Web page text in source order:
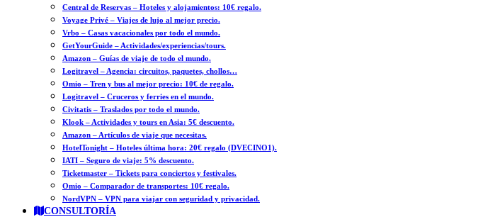
Central de Reservas – Hoteles y alojamientos: 10€ regalo.
Voyage Privé – Viajes de lujo al mejor precio.
Vrbo – Casas vacacionales por todo el mundo.
GetYourGuide – Actividades/experiencias/tours.
Amazon – Guías de viaje de todo el mundo.
Logitravel – Agencia: circuitos, paquetes, chollos…
Omio – Tren y bus al mejor precio: 10€ de regalo.
Logitravel – Cruceros y ferries en el mundo.
Civitatis – Traslados por todo el mundo.
Klook – Actividades y tours en Asia: 5€ descuento.
Amazon – Artículos de viaje que necesitas.
HotelTonight – Hoteles última hora: 20€ regalo (DVECINO1).
IATI – Seguro de viaje: 5% descuento.
Ticketmaster – Tickets para conciertos y festivales.
Omio – Comparador de transportes: 10€ regalo.
NordVPN – VPN para viajar con seguridad y privacidad.
CONSULTORÍA